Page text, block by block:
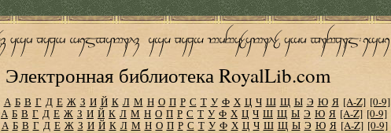
Электронная библиотека RoyalLib.com
А Б В Г Д Е Ж З И Й К Л М Н О П Р С Т У Ф Х Ц Ч Ш Щ Ы Э Ю Я [A-Z] [0-9]
А Б В Г Д Е Ж З И Й К Л М Н О П Р С Т У Ф Х Ц Ч Ш Щ Ы Э Ю Я [A-Z] [0-9]
А Б В Г Д Е Ж З И Й К Л М Н О П Р С Т У Ф Х Ц Ч Ш Щ Ы Э Ю Я [A-Z] [0-9]